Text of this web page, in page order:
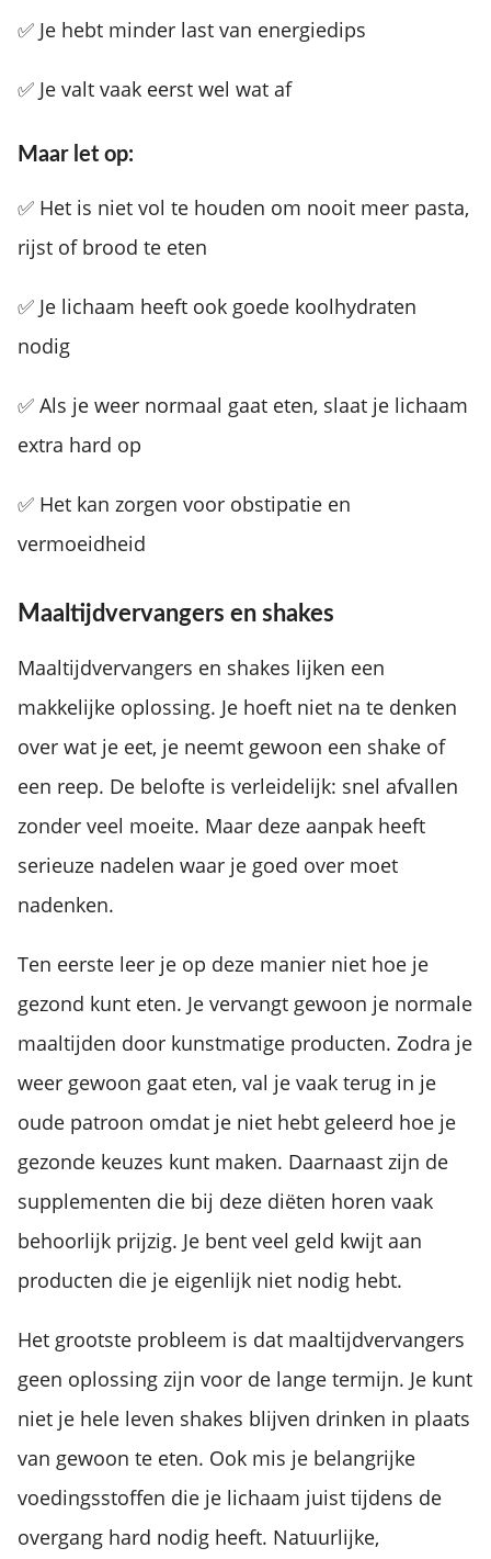
✅ Je hebt minder last van energiedips
✅ Je valt vaak eerst wel wat af
Maar let op:
✅ Het is niet vol te houden om nooit meer pasta,
rijst of brood te eten
✅ Je lichaam heeft ook goede koolhydraten
nodig
✅ Als je weer normaal gaat eten, slaat je lichaam
extra hard op
✅ Het kan zorgen voor obstipatie en
vermoeidheid
Maaltijdvervangers en shakes
Maaltijdvervangers en shakes lijken een
makkelijke oplossing. Je hoeft niet na te denken
over wat je eet, je neemt gewoon een shake of
een reep. De belofte is verleidelijk: snel afvallen
zonder veel moeite. Maar deze aanpak heeft
serieuze nadelen waar je goed over moet
nadenken.
Ten eerste leer je op deze manier niet hoe je
gezond kunt eten. Je vervangt gewoon je normale
maaltijden door kunstmatige producten. Zodra je
weer gewoon gaat eten, val je vaak terug in je
oude patroon omdat je niet hebt geleerd hoe je
gezonde keuzes kunt maken. Daarnaast zijn de
supplementen die bij deze diëten horen vaak
behoorlijk prijzig. Je bent veel geld kwijt aan
producten die je eigenlijk niet nodig hebt.
Het grootste probleem is dat maaltijdvervangers
geen oplossing zijn voor de lange termijn. Je kunt
niet je hele leven shakes blijven drinken in plaats
van gewoon te eten. Ook mis je belangrijke
voedingsstoffen die je lichaam juist tijdens de
overgang hard nodig heeft. Natuurlijke,